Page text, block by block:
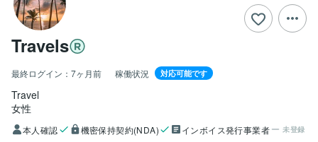
Travels
最終ログイン： 7ヶ月前 稼働状況 対応可能です
Travel
女性
本人確認 機密保持契約(NDA) インボイス発行事業者 未登録